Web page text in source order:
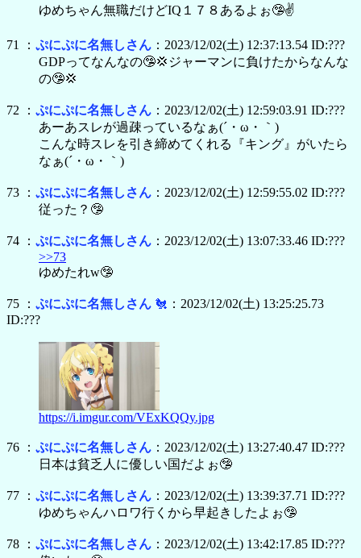
ゆめちゃん無職だけどIQ１７８あるよぉ🤥✌
71 ： ぷにぷに名無しさん ：2023/12/02(土) 12:37:13.54 ID:???
GDPってなんなの🤥💢ジャーマンに負けたからなんな
の🤥💢
72 ： ぷにぷに名無しさん ：2023/12/02(土) 12:59:03.91 ID:???
あーあスレが過疎っているなぁ(´・ω・｀)
こんな時スレを引き締めてくれる『キング』がいたら
なぁ(´・ω・｀)
73 ： ぷにぷに名無しさん ：2023/12/02(土) 12:59:55.02 ID:???
従った？🤥
74 ： ぷにぷに名無しさん ：2023/12/02(土) 13:07:33.46 ID:???
>>73
ゆめたれw🤥
75 ： ぷにぷに名無しさん 🐔 ：2023/12/02(土) 13:25:25.73
ID:???
https://i.imgur.com/VExKQQy.jpg
76 ： ぷにぷに名無しさん ：2023/12/02(土) 13:27:40.47 ID:???
日本は貧乏人に優しい国だよぉ🤥
77 ： ぷにぷに名無しさん ：2023/12/02(土) 13:39:37.71 ID:???
ゆめちゃんハロワ行くから早起きしたよぉ🤥
78 ： ぷにぷに名無しさん ：2023/12/02(土) 13:42:17.85 ID:???